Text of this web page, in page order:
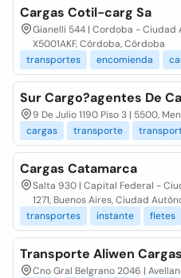
Cargas Cotil-carg Sa
Gianelli 544 | Cordoba - Ciudad
X5001AKF, Córdoba, Córdoba
transportes
encomienda
Sur Cargo?agentes De
9 De Julio 1190 Piso 3 | 5500,
cargas
transporte
Cargas Catamarca
Salta 930 | Capital Federal -
1271, Buenos Aires, Ciudad
transportes
instante fletes
Transporte Aliwen
Cno Gral Belgrano 2046 |